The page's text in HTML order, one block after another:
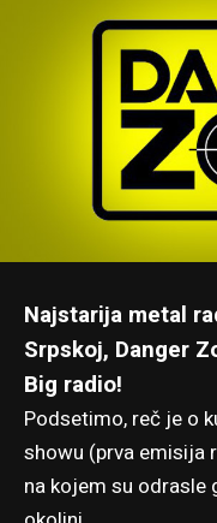
Najstarija metal
Srpskoj, Danger
Big radio!
Podsetimo, reč je o
showu (prva emisija
na kojem su odrasle